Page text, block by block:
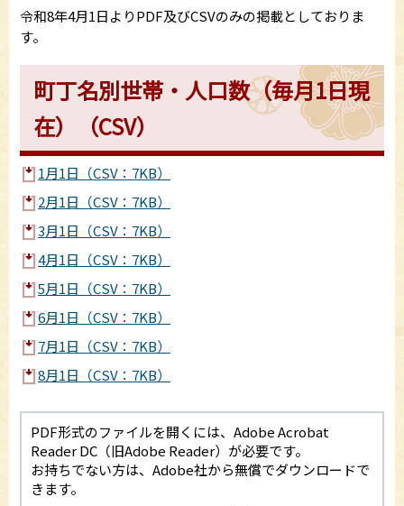
令和8年4月1日よりPDF及びCSVのみの掲載としておりま
す。
町丁名別世帯・人口数（毎月1日現
在）（CSV）
1月1日（CSV：7KB）
2月1日（CSV：7KB）
3月1日（CSV：7KB）
4月1日（CSV：7KB）
5月1日（CSV：7KB）
6月1日（CSV：7KB）
7月1日（CSV：7KB）
8月1日（CSV：7KB）
PDF形式のファイルを開くには、Adobe Acrobat
Reader DC（旧Adobe Reader）が必要です。
お持ちでない方は、Adobe社から無償でダウンロードで
きます。